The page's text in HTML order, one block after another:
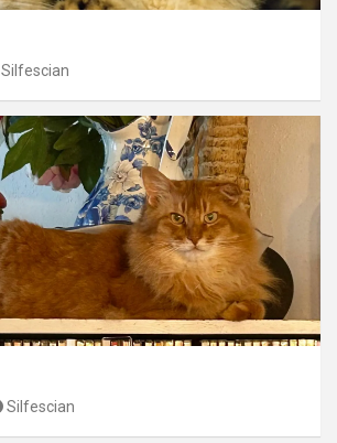
Silfescian
Silfescian